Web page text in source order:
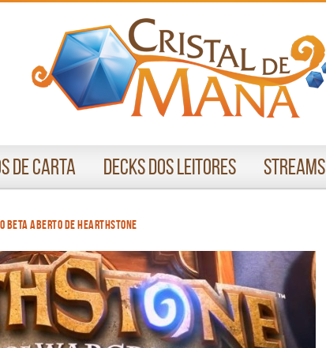
de Carta Decks dos Leitores Streams
beta aberto de Hearthstone